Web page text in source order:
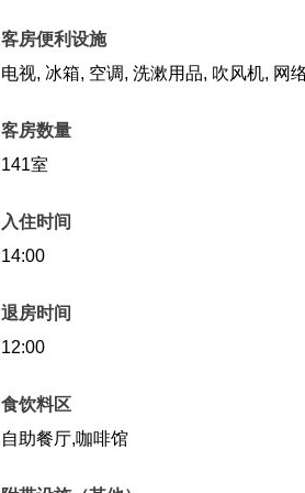
客房便利设施
电视, 冰箱, 空调, 洗漱用品, 吹风机, 网
客房数量
141室
入住时间
14:00
退房时间
12:00
食饮料区
自助餐厅,咖啡馆